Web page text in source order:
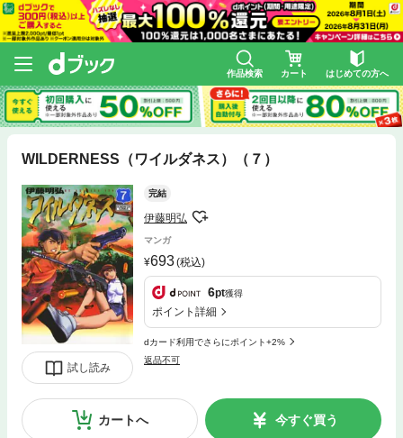
作品検索 カート はじめての方へ
WILDERNESS（ワイルダネス）（７）
試し読み
完結
伊藤明弘
マンガ
693(税込)
6pt獲得
ポイント詳細
dカード利用でさらにポイント+2%
返品不可
カートへ 今すぐ買う